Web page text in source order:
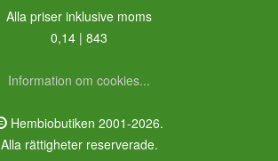
Alla priser inklusive moms
0,14 | 843
Information om cookies...
Hembiobutiken 2001-2026.
Alla rättigheter reserverade.